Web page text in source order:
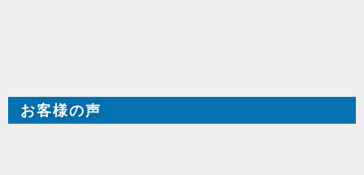
お客様の声